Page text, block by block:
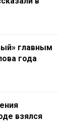
главным
года
взялся